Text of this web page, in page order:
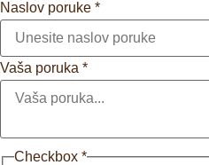
Naslov poruke *
Vaša poruka *
Checkbox *